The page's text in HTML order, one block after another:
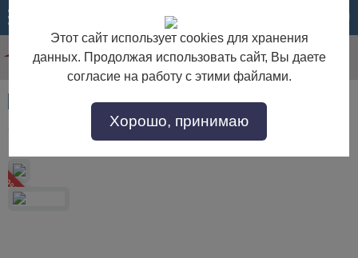
55008
Стул MEXICA-CHAISE из массива сосны
Этот сайт использует cookies для хранения
данных. Продолжая использовать сайт, Вы даете
согласие на работу с этими файлами.
Хорошо, принимаю